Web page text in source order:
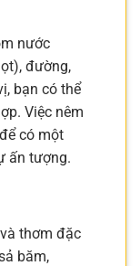
nước
đường,
bạn có thể
Việc nêm
có một
ấn tượng.
thơm đặc
băm,